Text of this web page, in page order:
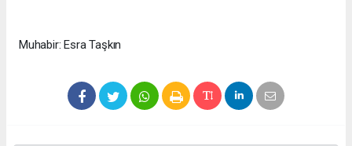
Muhabir: Esra Taşkın